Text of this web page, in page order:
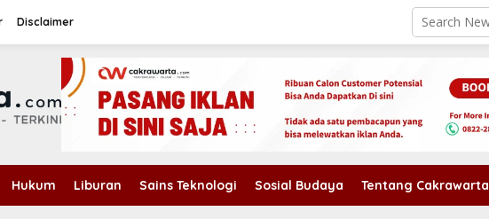
Disclaimer
Hukum Liburan Sains Teknologi Sosial Budaya Tentang Cakrawarta